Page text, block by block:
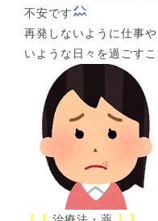
不安です
再発しないように仕事
いような日々を過ごす